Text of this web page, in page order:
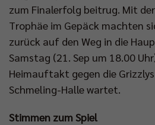
zum Finalerfolg beitrug. Mit
Trophäe im Gepäck machten
zurück auf den Weg in die
Samstag (21. Sep um 18.00
Heimauftakt gegen die
Schmeling-Halle wartet.
Stimmen zum Spiel